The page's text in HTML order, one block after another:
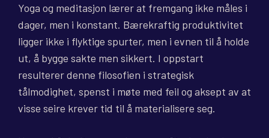
Yoga og meditasjon lærer at fremgang ikke måles i
dager, men i konstant. Bærekraftig produktivitet
ligger ikke i flyktige spurter, men i evnen til å holde
ut, å bygge sakte men sikkert. I oppstart
resulterer denne filosofien i strategisk
tålmodighet, spenst i møte med feil og aksept av at
visse seire krever tid til å materialisere seg.